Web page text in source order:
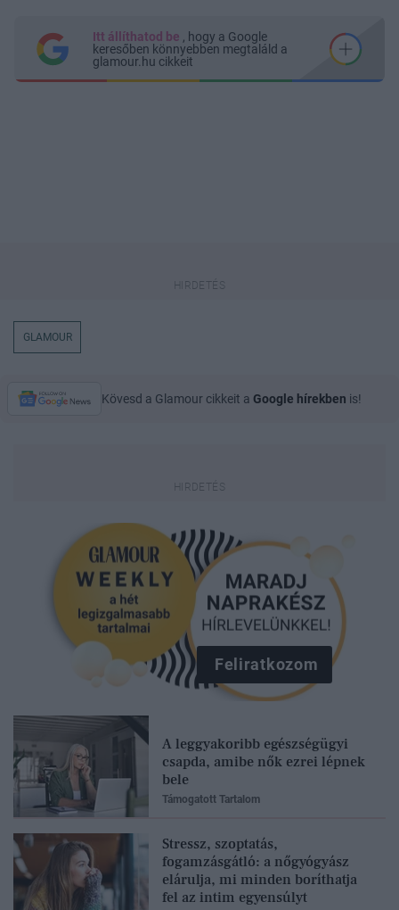
Itt állíthatod be , hogy a Google
keresőben könnyebben megtaláld a
glamour.hu cikkeit
GLAMOUR
Kövesd a Glamour cikkeit a Google hírekben is!
Feliratkozom
A leggyakoribb egészségügyi
csapda, amibe nők ezrei lépnek
bele
Támogatott Tartalom
Stressz, szoptatás,
fogamzásgátló: a nőgyógyász
elárulja, mi minden boríthatja
fel az intim egyensúlyt